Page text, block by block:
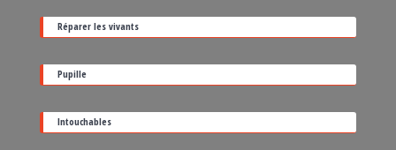
date
de
sortie
Réparer les vivants
Pupille
Intouchables